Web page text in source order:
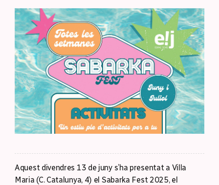
Aquest divendres 13 de juny s’ha presentat a Villa
Maria (C. Catalunya, 4) el Sabarka Fest 2025, el